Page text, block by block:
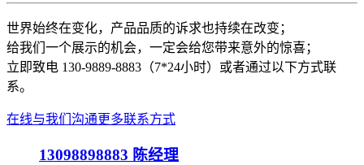
世界始终在变化，产品品质的诉求也持续在改变；
给我们一个展示的机会，一定会给您带来意外的惊喜；
立即致电 130-9889-8883（7*24小时）或者通过以下方式联
系。
在线与我们沟通更多联系方式
13098898883 陈经理